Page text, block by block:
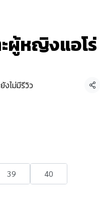
ผู้หญิงแอโร่
ยังไม่มีรีวิว แชร์
39
40